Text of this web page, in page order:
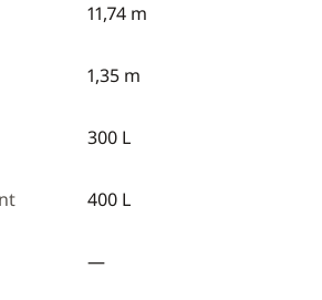
11,74 m
1,35 m
300 L
400 L
—